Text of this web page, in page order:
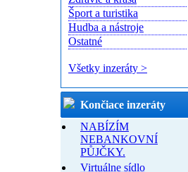
Šport a turistika
Hudba a nástroje
Ostatné
Všetky inzeráty >
Končiace inzeráty
NABÍZÍM
NEBANKOVNÍ
PŮJČKY.
Virtuálne sídlo